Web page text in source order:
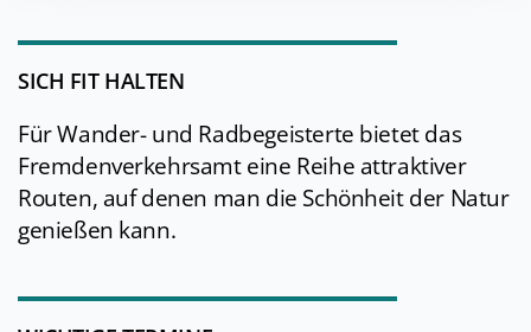
SICH FIT HALTEN
Für Wander- und Radbegeisterte bietet das
Fremdenverkehrsamt eine Reihe attraktiver
Routen, auf denen man die Schönheit der Natur
genießen kann.